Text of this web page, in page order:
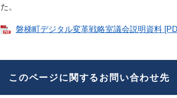
。
磐梯町デジタル変革戦略室議会説明資料
このページに関するお問い合わせ先